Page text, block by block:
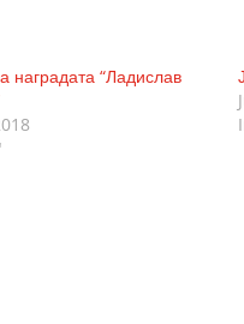
наградата “Ладислав